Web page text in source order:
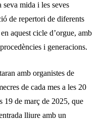
mida i les seves
de repertori de diferents
aquest cicle d’orgue, amb
i generacions.
amb organistes de
de cada mes a les 20
19 de març de 2025, que
lliure amb un